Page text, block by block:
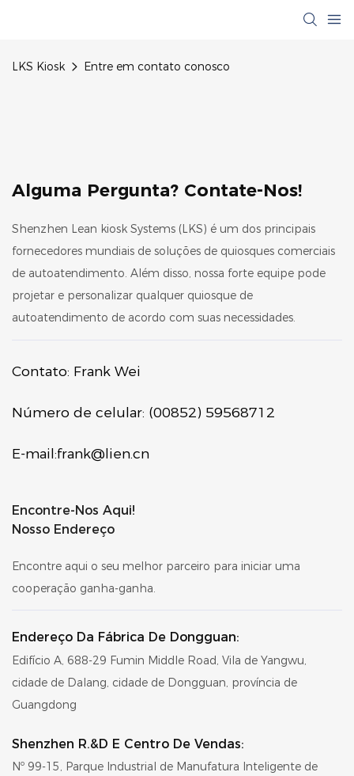
LKS Kiosk Entre em contato conosco
Alguma Pergunta? Contate-Nos!
Shenzhen Lean kiosk Systems (LKS) é um dos principais
fornecedores mundiais de soluções de quiosques comerciais
de autoatendimento. Além disso, nossa forte equipe pode
projetar e personalizar qualquer quiosque de
autoatendimento de acordo com suas necessidades.
Contato: Frank Wei
Número de celular: (00852) 59568712
E-mail:frank@lien.cn
Encontre-Nos Aqui!
Nosso Endereço
Encontre aqui o seu melhor parceiro para iniciar uma
cooperação ganha-ganha.
Endereço Da Fábrica De Dongguan:
Edifício A, 688-29 Fumin Middle Road, Vila de Yangwu,
cidade de Dalang, cidade de Dongguan, província de
Guangdong
Shenzhen R.&D E Centro De Vendas:
Nº 99-15, Parque Industrial de Manufatura Inteligente de